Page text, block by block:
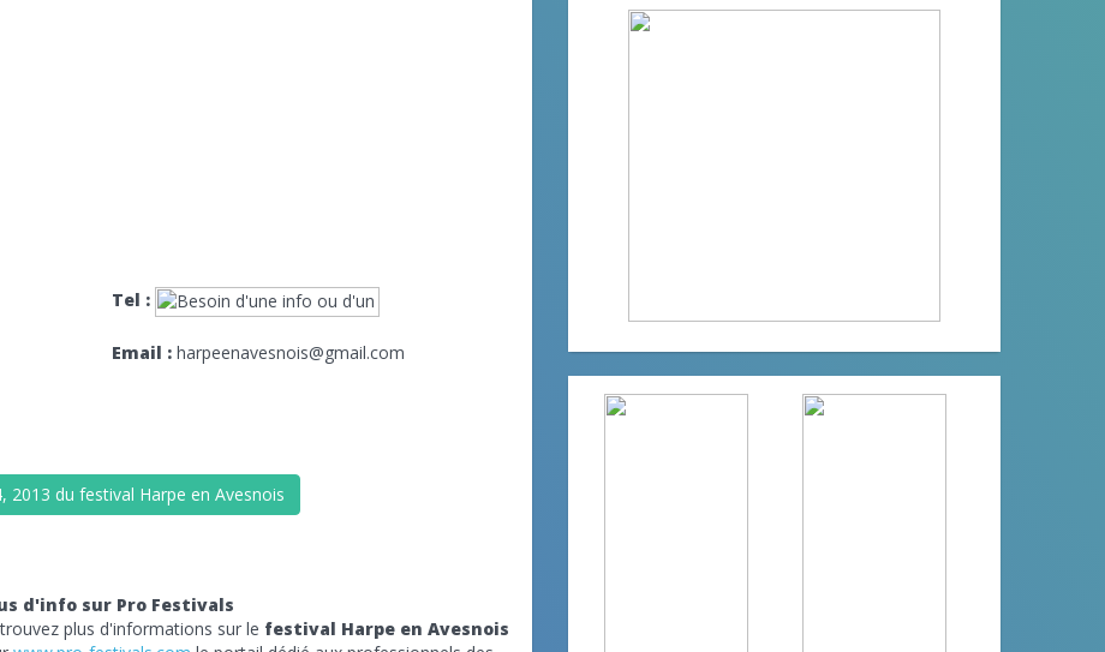
Tel :
Email : harpeenavesnois@gmail.com
2013 du festival Harpe en Avesnois
d'info sur Pro Festivals
plus d'informations sur le festival Harpe en Avesnois